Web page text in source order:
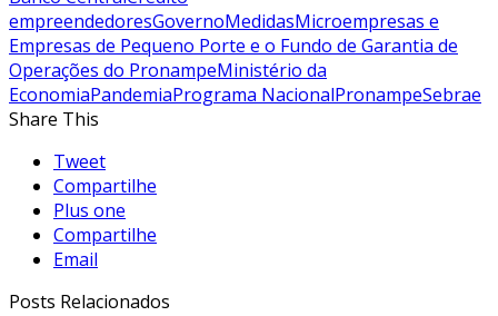
empreendedoresGovernoMedidasMicroempresas e
Empresas de Pequeno Porte e o Fundo de Garantia de
Operações do PronampeMinistério da
EconomiaPandemiaPrograma NacionalPronampeSebrae
Share This
Tweet
Compartilhe
Plus one
Compartilhe
Email
Posts Relacionados